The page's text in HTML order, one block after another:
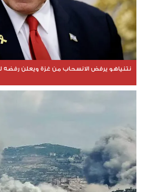
نتنياهو يرفض الانسحاب من غزة ويعلن رفضه